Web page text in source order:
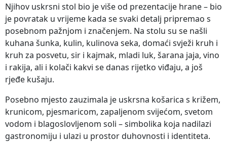
Njihov uskrsni stol bio je više od prezentacije hrane – bio
je povratak u vrijeme kada se svaki detalj pripremao s
posebnom pažnjom i značenjem. Na stolu su se našli
kuhana šunka, kulin, kulinova seka, domaći svježi kruh i
kruh za posvetu, sir i kajmak, mladi luk, šarana jaja, vino
i rakija, ali i kolači kakvi se danas rijetko viđaju, a još
rjeđe kušaju.
Posebno mjesto zauzimala je uskrsna košarica s križem,
krunicom, pjesmaricom, zapaljenom svijećom, svetom
vodom i blagoslovljenom soli – simbolika koja nadilazi
gastronomiju i ulazi u prostor duhovnosti i identiteta.